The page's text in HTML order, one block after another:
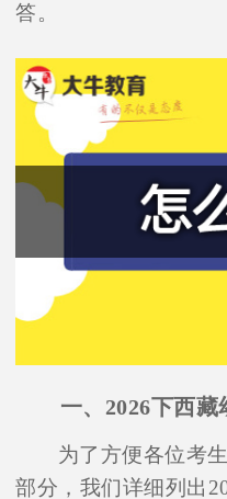
答。
一、2026下西
为了方便各位考
部分，我们详细列出